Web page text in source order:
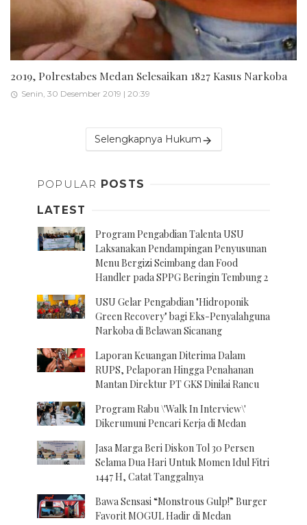
2019, Polrestabes Medan Selesaikan 1827 Kasus Narkoba
Senin, 30 Desember 2019 | 20:39
Selengkapnya Hukum
POPULAR POSTS
LATEST
Program Pengabdian Talenta USU
Laksanakan Pendampingan Penyusunan
Menu Bergizi Seimbang dan Food
Handler pada SPPG Beringin Tembung 2
USU Gelar Pengabdian "Hidroponik
Green Recovery" bagi Eks-Penyalahguna
Narkoba di Belawan Sicanang
Laporan Keuangan Diterima Dalam
RUPS, Pelaporan Hingga Penahanan
Mantan Direktur PT GKS Dinilai Rancu
Program Rabu \'Walk In Interview\'
Dikerumuni Pencari Kerja di Medan
Jasa Marga Beri Diskon Tol 30 Persen
Selama Dua Hari Untuk Momen Idul Fitri
1447 H, Catat Tanggalnya
Bawa Sensasi “Monstrous Gulp!” Burger
Favorit MOGUL Hadir di Medan